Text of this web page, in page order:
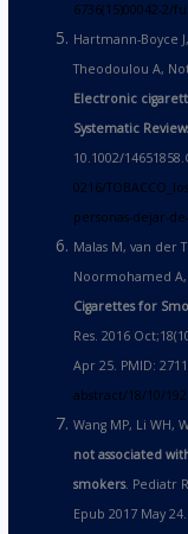
6736(15)00042-2/
Hartmann-Boyce
Theodoulou A,
Electronic
Systematic
10.1002/
0216/
personas-dejar-
Malas M, van der
Noormohamed A,
Cigarettes for
Res. 2016
Apr 25. PMID:
abstract/18/10/
Wang MP, Li WH,
not associated
smokers. Pediatr
Epub 2017 May